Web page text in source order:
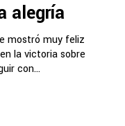
alegría
mostró muy feliz
la victoria sobre
con...